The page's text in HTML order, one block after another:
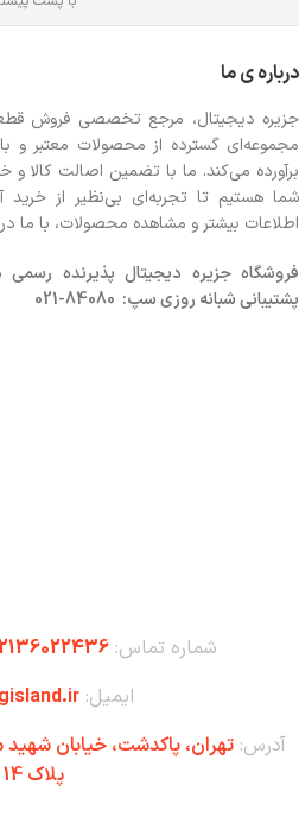
درباره ی ما
جزیره دیجیتال، مرجع تخصصی فروش
مجموعه‌ای گسترده از محصولات معتبر و با
برآورده می‌کند. ما با تضمین اصالت کالا
شما هستیم تا تجربه‌ای بی‌نظیر از خرید
اطلاعات بیشتر و مشاهده محصولات، با ما
فروشگاهجزیره دیجیتال پذیرنده
پشتیبانی شبانه روزی سپ: 84080-021
شماره تماس:
ایمیل:
آدرس:تهران،‌ پاکدشت، خیابان
پلاک 14